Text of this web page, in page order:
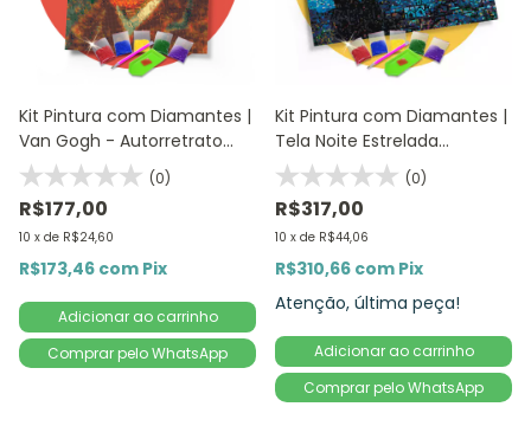
Kit Pintura com Diamantes |
Van Gogh - Autorretrato
30x42cm - Diamante
Redondo | Diamond Painting
5D DIY
(0)
R$177,00
10 x de R$24,60
R$173,46 com Pix
Comprar pelo WhatsApp
Kit Pintura com Diamantes |
Tela Noite Estrelada
40x75cm | Diamond
Painting 5D DIY
(0)
R$317,00
10 x de R$44,06
R$310,66 com Pix
Atenção, última peça!
Comprar pelo WhatsApp